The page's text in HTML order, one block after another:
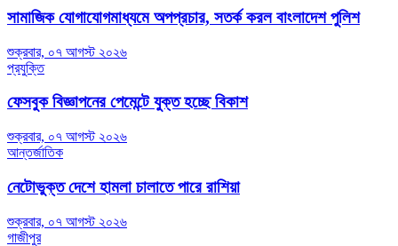
সামাজিক যোগাযোগমাধ্যমে অপপ্রচার, সতর্ক করল বাংলাদেশ পুলিশ
শুক্রবার, ০৭ আগস্ট ২০২৬
প্রযুক্তি
ফেসবুক বিজ্ঞাপনের পেমেন্টে যুক্ত হচ্ছে বিকাশ
শুক্রবার, ০৭ আগস্ট ২০২৬
আন্তর্জাতিক
নেটোভুক্ত দেশে হামলা চালাতে পারে রাশিয়া
শুক্রবার, ০৭ আগস্ট ২০২৬
গাজীপুর